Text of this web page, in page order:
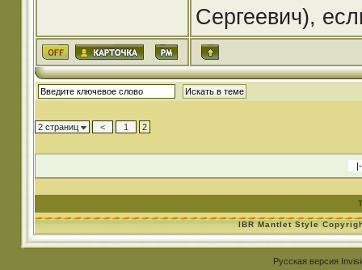
Сергеевич),
2 страниц < 1 2
IBR Mantlet Style
Русская версия